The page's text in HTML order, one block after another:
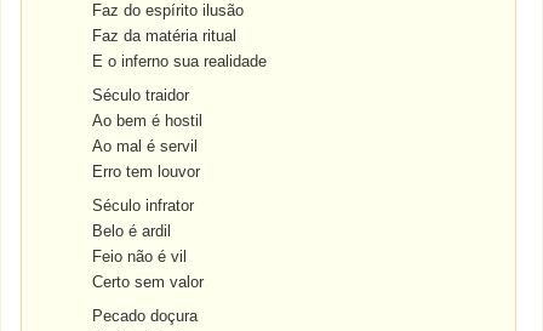
Faz do espírito ilusão
Faz da matéria ritual
E o inferno sua realidade
Século traidor
Ao bem é hostil
Ao mal é servil
Erro tem louvor
Século infrator
Belo é ardil
Feio não é vil
Certo sem valor
Pecado doçura